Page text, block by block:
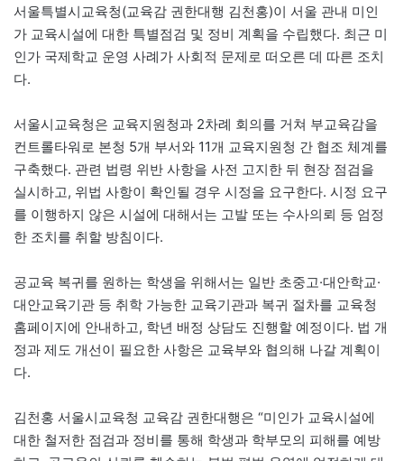
서울특별시교육청(교육감 권한대행 김천홍)이 서울 관내 미인
가 교육시설에 대한 특별점검 및 정비 계획을 수립했다. 최근 미
인가 국제학교 운영 사례가 사회적 문제로 떠오른 데 따른 조치
다.
서울시교육청은 교육지원청과 2차례 회의를 거쳐 부교육감을
컨트롤타워로 본청 5개 부서와 11개 교육지원청 간 협조 체계를
구축했다. 관련 법령 위반 사항을 사전 고지한 뒤 현장 점검을
실시하고, 위법 사항이 확인될 경우 시정을 요구한다. 시정 요구
를 이행하지 않은 시설에 대해서는 고발 또는 수사의뢰 등 엄정
한 조치를 취할 방침이다.
공교육 복귀를 원하는 학생을 위해서는 일반 초중고·대안학교·
대안교육기관 등 취학 가능한 교육기관과 복귀 절차를 교육청
홈페이지에 안내하고, 학년 배정 상담도 진행할 예정이다. 법 개
정과 제도 개선이 필요한 사항은 교육부와 협의해 나갈 계획이
다.
김천홍 서울시교육청 교육감 권한대행은 “미인가 교육시설에
대한 철저한 점검과 정비를 통해 학생과 학부모의 피해를 예방